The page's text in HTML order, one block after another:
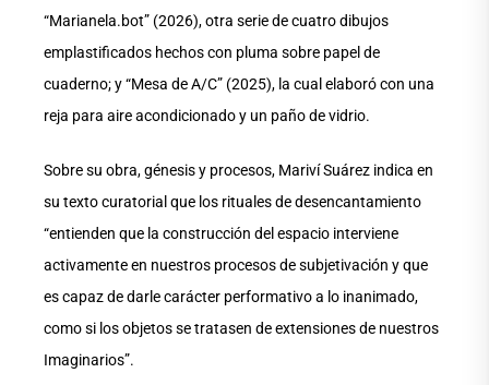
“Marianela.bot” (2026), otra serie de cuatro dibujos
emplastificados hechos con pluma sobre papel de
cuaderno; y “Mesa de A/C” (2025), la cual elaboró con una
reja para aire acondicionado y un paño de vidrio.
Sobre su obra, génesis y procesos, Mariví Suárez indica en
su texto curatorial que los rituales de desencantamiento
“entienden que la construcción del espacio interviene
activamente en nuestros procesos de subjetivación y que
es capaz de darle carácter performativo a lo inanimado,
como si los objetos se tratasen de extensiones de nuestros
Imaginarios”.